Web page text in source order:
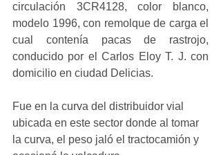
circulación 3CR4128, color blanco,
modelo 1996, con remolque de carga el
cual contenía pacas de rastrojo,
conducido por el Carlos Eloy T. J. con
domicilio en ciudad Delicias.
Fue en la curva del distribuidor vial
ubicada en este sector donde al tomar
la curva, el peso jaló el tractocamión y